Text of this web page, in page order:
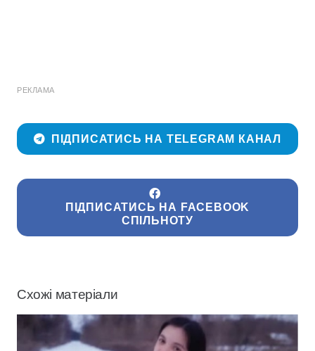
РЕКЛАМА
ПІДПИСАТИСЬ НА TELEGRAM КАНАЛ
ПІДПИСАТИСЬ НА FACEBOOK
СПІЛЬНОТУ
Схожі матеріали